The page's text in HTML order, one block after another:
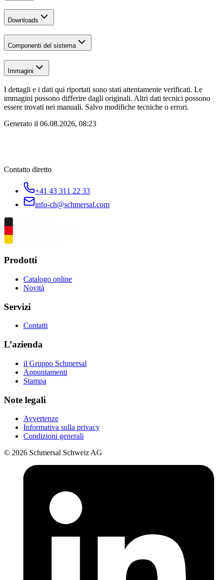
Downloads
Componenti del sistema
Immagini
I dettagli e i dati qui riportati sono stati attentamente verificati. Le
immagini possono differire dagli originali. Altri dati tecnici possono
essere trovati nei manuali. Salvo modifiche tecniche o errori.
Generato il 06.08.2026, 08:23
Contatto diretto
+41 43 311 22 33
info-ch@schmersal.com
Prodotti
Catalogo online
Novità
Servizi
Contatti
L’azienda
il Gruppo Schmersal
Appuntamenti
Stampa
Note legali
Avvertenze
Informativa sulla privacy
Condizioni generali
© 2026 Schmersal Schweiz AG